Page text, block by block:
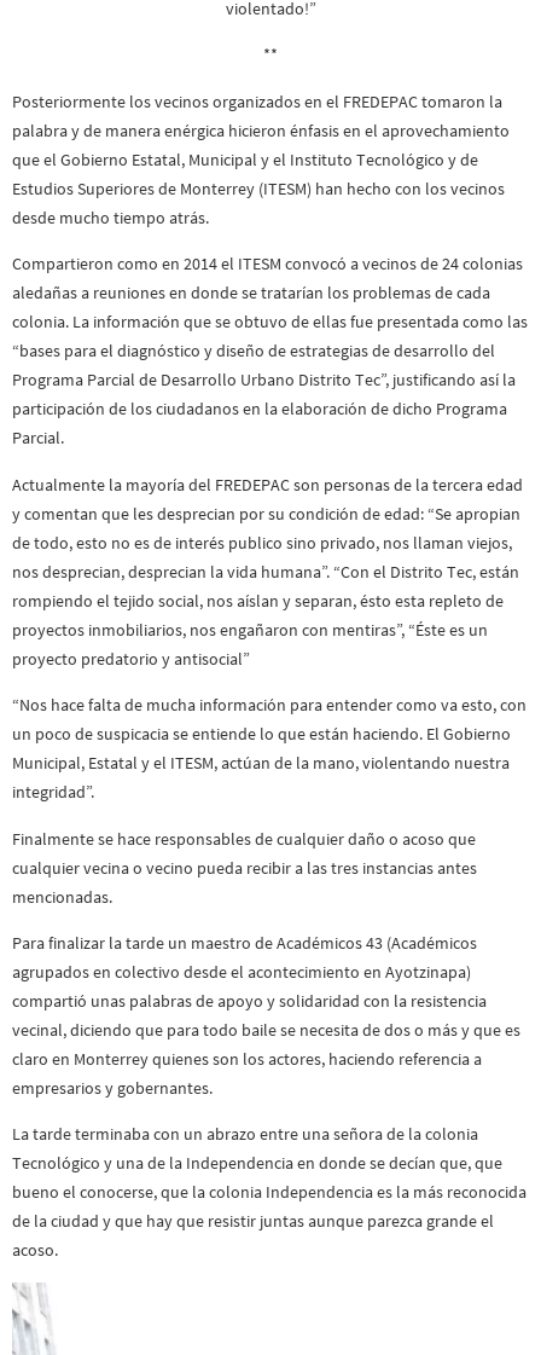
violentado!”
**
Posteriormente los vecinos organizados en el FREDEPAC tomaron la
palabra y de manera enérgica hicieron énfasis en el aprovechamiento
que el Gobierno Estatal, Municipal y el Instituto Tecnológico y de
Estudios Superiores de Monterrey (ITESM) han hecho con los vecinos
desde mucho tiempo atrás.
Compartieron como en 2014 el ITESM convocó a vecinos de 24 colonias
aledañas a reuniones en donde se tratarían los problemas de cada
colonia. La información que se obtuvo de ellas fue presentada como las
“bases para el diagnóstico y diseño de estrategias de desarrollo del
Programa Parcial de Desarrollo Urbano Distrito Tec”, justificando así la
participación de los ciudadanos en la elaboración de dicho Programa
Parcial.
Actualmente la mayoría del FREDEPAC son personas de la tercera edad
y comentan que les desprecian por su condición de edad: “Se apropian
de todo, esto no es de interés publico sino privado, nos llaman viejos,
nos desprecian, desprecian la vida humana”. “Con el Distrito Tec, están
rompiendo el tejido social, nos aíslan y separan, ésto esta repleto de
proyectos inmobiliarios, nos engañaron con mentiras”, “Éste es un
proyecto predatorio y antisocial”
“Nos hace falta de mucha información para entender como va esto, con
un poco de suspicacia se entiende lo que están haciendo. El Gobierno
Municipal, Estatal y el ITESM, actúan de la mano, violentando nuestra
integridad”.
Finalmente se hace responsables de cualquier daño o acoso que
cualquier vecina o vecino pueda recibir a las tres instancias antes
mencionadas.
Para finalizar la tarde un maestro de Académicos 43 (Académicos
agrupados en colectivo desde el acontecimiento en Ayotzinapa)
compartió unas palabras de apoyo y solidaridad con la resistencia
vecinal, diciendo que para todo baile se necesita de dos o más y que es
claro en Monterrey quienes son los actores, haciendo referencia a
empresarios y gobernantes.
La tarde terminaba con un abrazo entre una señora de la colonia
Tecnológico y una de la Independencia en donde se decían que, que
bueno el conocerse, que la colonia Independencia es la más reconocida
de la ciudad y que hay que resistir juntas aunque parezca grande el
acoso.